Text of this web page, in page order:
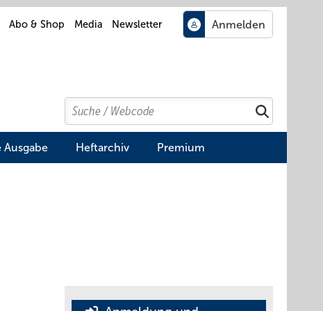
Abo & Shop Media Newsletter
Search
Suchen
Ausgabe Heftarchiv Premium